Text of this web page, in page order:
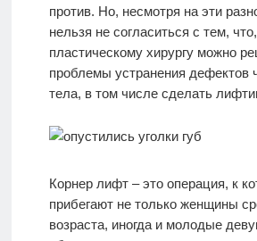
История
КОНТАКТЫ
Врачи-
авторы
против. Но, несмотря на эти
нельзя не согласиться с тем,
пластическому хирургу можно
проблемы устранения дефектов
тела, в том числе сделать
Корнер лифт – это операция, к
прибегают не только женщины
возраста, иногда и молодые